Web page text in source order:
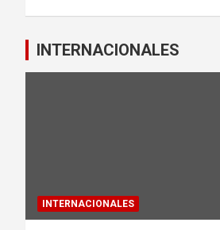
k
p
entradas
INTERNACIONALES
INTERNACIONALES